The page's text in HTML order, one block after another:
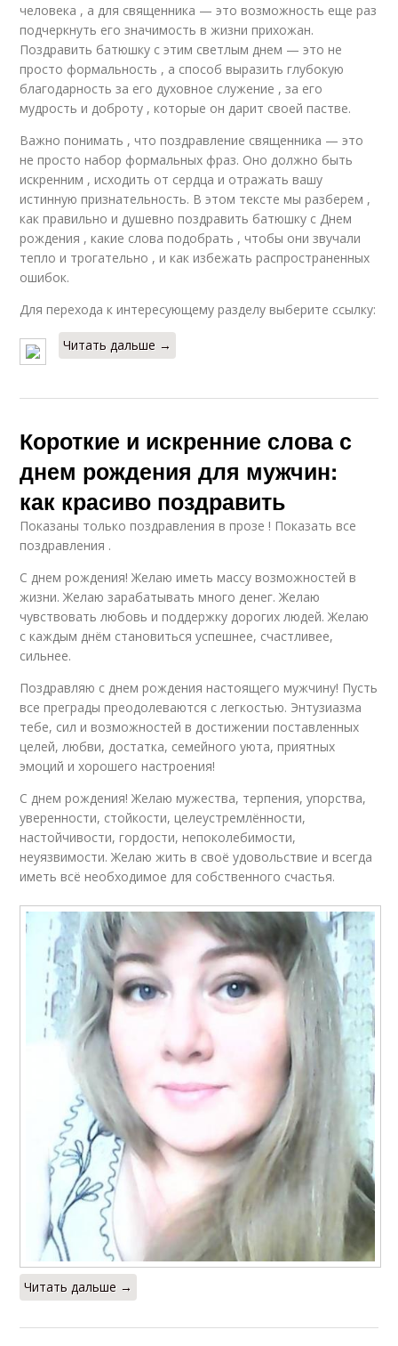
человека , а для священника — это возможность еще раз
подчеркнуть его значимость в жизни прихожан.
Поздравить батюшку с этим светлым днем — это не
просто формальность , а способ выразить глубокую
благодарность за его духовное служение , за его
мудрость и доброту , которые он дарит своей пастве.
Важно понимать , что поздравление священника — это
не просто набор формальных фраз. Оно должно быть
искренним , исходить от сердца и отражать вашу
истинную признательность. В этом тексте мы разберем ,
как правильно и душевно поздравить батюшку с Днем
рождения , какие слова подобрать , чтобы они звучали
тепло и трогательно , и как избежать распространенных
ошибок.
Для перехода к интересующему разделу выберите ссылку:
Читать дальше →
Короткие и искренние слова с
днем рождения для мужчин:
как красиво поздравить
Показаны только поздравления в прозе ! Показать все
поздравления .
С днем рождения! Желаю иметь массу возможностей в
жизни. Желаю зарабатывать много денег. Желаю
чувствовать любовь и поддержку дорогих людей. Желаю
с каждым днём становиться успешнее, счастливее,
сильнее.
Поздравляю с днем рождения настоящего мужчину! Пусть
все преграды преодолеваются с легкостью. Энтузиазма
тебе, сил и возможностей в достижении поставленных
целей, любви, достатка, семейного уюта, приятных
эмоций и хорошего настроения!
С днем рождения! Желаю мужества, терпения, упорства,
уверенности, стойкости, целеустремлённости,
настойчивости, гордости, непоколебимости,
неуязвимости. Желаю жить в своё удовольствие и всегда
иметь всё необходимое для собственного счастья.
Читать дальше →